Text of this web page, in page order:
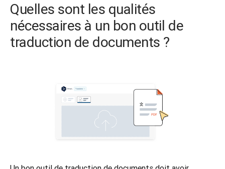
Quelles sont les qualités
nécessaires à un bon outil de
traduction de documents ?